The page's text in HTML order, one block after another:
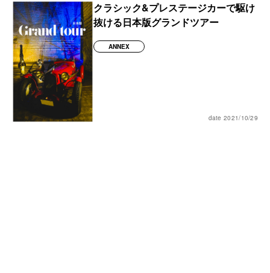
クラシック&プレステージカーで駆け
抜ける日本版グランドツアー
ANNEX
date 2021/10/29